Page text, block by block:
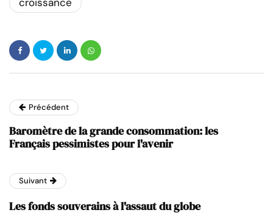
Précédent
Baromètre de la grande consommation: les
Français pessimistes pour l'avenir
Suivant
Les fonds souverains à l'assaut du globe